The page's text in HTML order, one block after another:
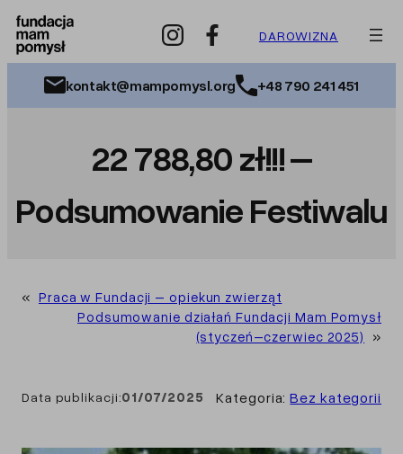
Przejdź
do
treści
DAROWIZNA
kontakt@mampomysl.org +48 790 241 451
22 788,80 zł!!! –
Podsumowanie Festiwalu
« Praca w Fundacji – opiekun zwierząt
Podsumowanie działań Fundacji Mam Pomysł
(styczeń–czerwiec 2025)
»
Data publikacji:01/07/2025 Kategoria:Bez kategorii